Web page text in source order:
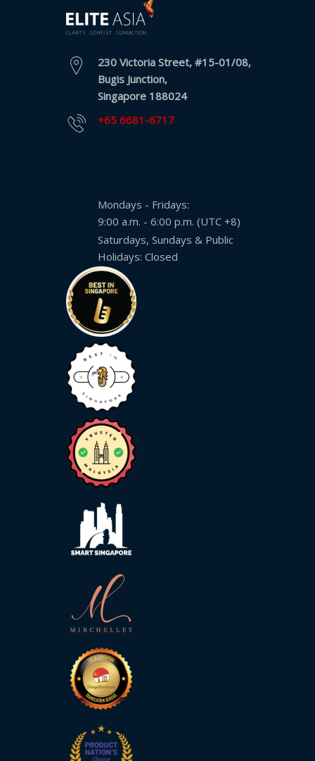
230 Victoria Street, #15-01/08,
Bugis Junction,
Singapore 188024
+65 6681-6717
Mondays - Fridays:
9:00 a.m. - 6:00 p.m. (UTC +8)
Saturdays, Sundays & Public
Holidays: Closed